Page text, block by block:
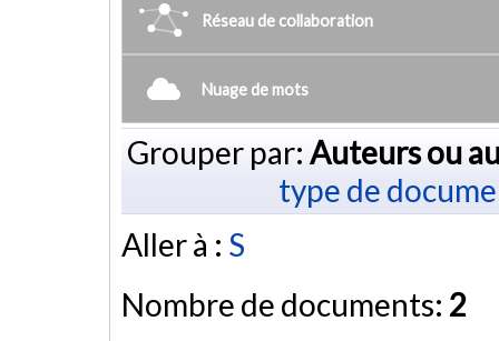
Réseau de collaboration
Nuage de mots
Grouper par: Auteurs ou
type de
Aller à : S
Nombre de documents: 2